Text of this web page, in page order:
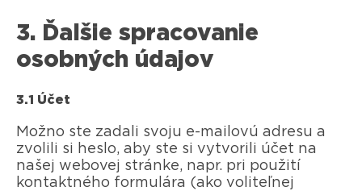
3. Ďalšie spracovanie
osobných údajov
3.1 Účet
Možno ste zadali svoju e-mailovú adresu a
zvolili si heslo, aby ste si vytvorili účet na
našej webovej stránke, napr. pri použití
kontaktného formulára (ako voliteľnej